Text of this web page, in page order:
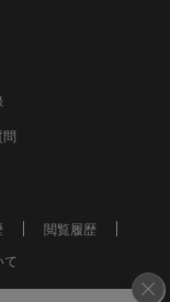
閲覧履歴
て